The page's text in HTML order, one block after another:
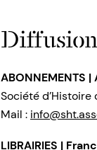
ABONNEMENTS
Société d’Histoire
Mail :
LIBRAIRIES |